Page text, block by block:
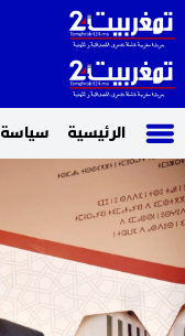
الرئيسية سياسة